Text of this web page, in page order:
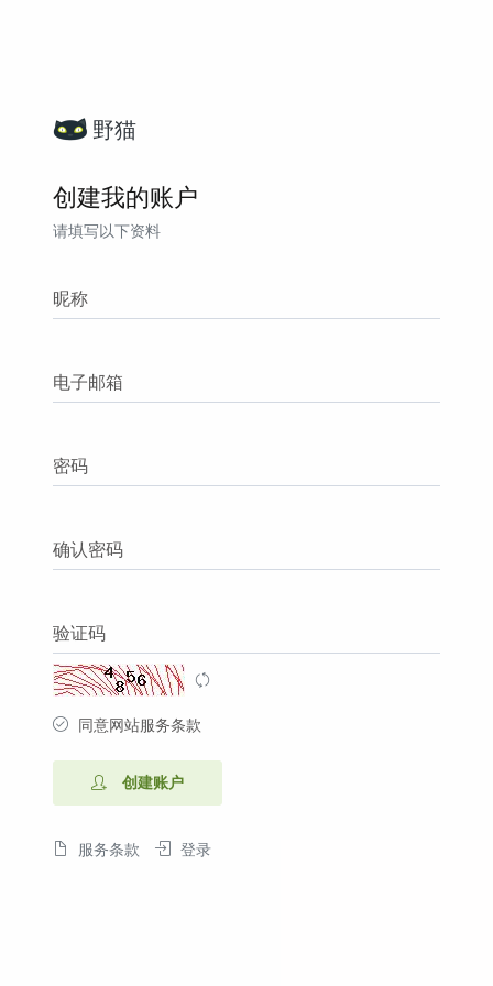
野猫
创建我的账户
请填写以下资料
昵称
电子邮箱
密码
确认密码
验证码
同意网站服务条款
创建账户
服务条款 登录